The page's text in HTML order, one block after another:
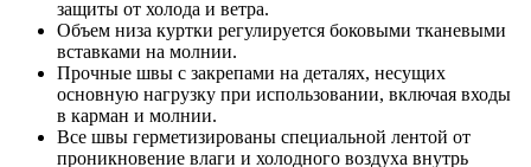
защиты от холода и ветра.
Объем низа куртки регулируется боковыми тканевыми
вставками на молнии.
Прочные швы с закрепами на деталях, несущих
основную нагрузку при использовании, включая входы
в карман и молнии.
Все швы герметизированы специальной лентой от
проникновение влаги и холодного воздуха внутрь